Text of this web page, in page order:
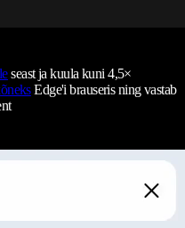
seast ja kuula kuni 4,5×
Edge'i brauseris ning vastab